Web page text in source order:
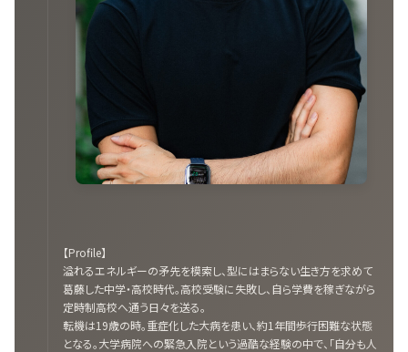
【Profile】
溢れるエネルギーの矛先を模索し、型にはまらない生き方を求めて
葛藤した中学・高校時代。高校受験に失敗し、自ら学費を稼ぎながら
定時制高校へ通う日々を送る。
転機は19歳の時。重症化した大病を患い、約1年間歩行困難な状態
となる。大学病院への緊急入院という過酷な経験の中で、「自分も人